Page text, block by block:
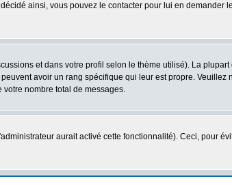
ainsi, vous pouvez le contacter pour lui en demander
et dans votre profil selon le thème utilisé). La
avoir un rang spécifique qui leur est propre. Veuillez
nombre total de messages.
aurait activé cette fonctionnalité). Ceci, pour